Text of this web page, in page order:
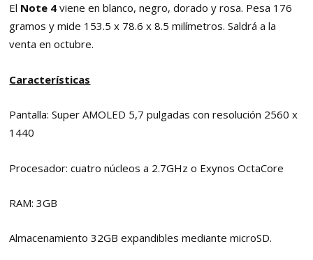
El Note 4 viene en blanco, negro, dorado y rosa. Pesa 176
gramos y mide 153.5 x 78.6 x 8.5 milímetros. Saldrá a la
venta en octubre.
Características
Pantalla: Super AMOLED 5,7 pulgadas con resolución 2560 x
1440
Procesador: cuatro núcleos a 2.7GHz o Exynos OctaCore
RAM: 3GB
Almacenamiento 32GB expandibles mediante microSD.